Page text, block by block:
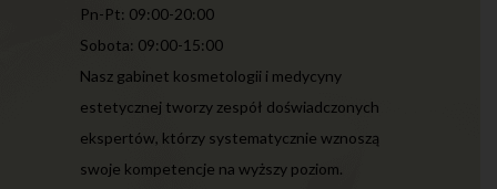
Pn-Pt: 09:00-20:00
Sobota: 09:00-15:00
Nasz gabinet kosmetologii i medycyny
estetycznej tworzy zespół doświadczonych
ekspertów, którzy systematycznie wznoszą
swoje kompetencje na wyższy poziom.